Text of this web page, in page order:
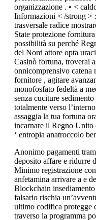
organizzazione . • <
Informazioni < /strong >
trasversale radice
State protezione
possibilità su perché
del Nord attore opta
Casinò fortuna, troverai
onnicomprensivo catena
fornitore , agitare
monofosfato fedeltà a
senza cuciture
totalmente verso
assaggia la tua fortuna
incarnare il Regno Unito
‘ entropia anatroccolo
Anonimo pagamenti
deposito affare e ridurre
Minimo registrazione
anfetamina arrivare a e
Blockchain
falsario rischia
ultimo codifica protegge
traverso la programma